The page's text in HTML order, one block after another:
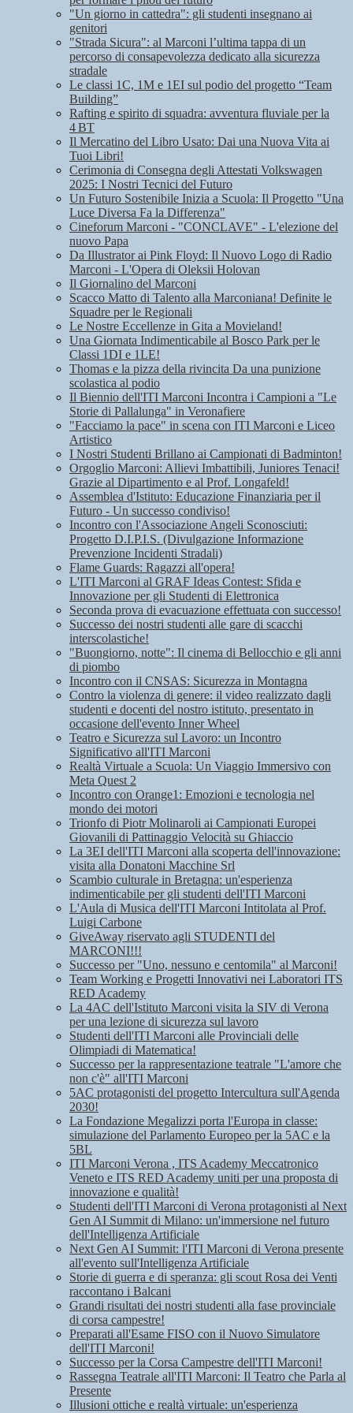
"Un giorno in cattedra": gli studenti insegnano ai
genitori
"Strada Sicura": al Marconi l’ultima tappa di un
percorso di consapevolezza dedicato alla sicurezza
stradale
Le classi 1C, 1M e 1EI sul podio del progetto “Team
Building”
Rafting e spirito di squadra: avventura fluviale per la
4 BT
Il Mercatino del Libro Usato: Dai una Nuova Vita ai
Tuoi Libri!
Cerimonia di Consegna degli Attestati Volkswagen
2025: I Nostri Tecnici del Futuro
Un Futuro Sostenibile Inizia a Scuola: Il Progetto "Una
Luce Diversa Fa la Differenza"
Cineforum Marconi - "CONCLAVE" - L'elezione del
nuovo Papa
Da Illustrator ai Pink Floyd: Il Nuovo Logo di Radio
Marconi - L'Opera di Oleksii Holovan
Il Giornalino del Marconi
Scacco Matto di Talento alla Marconiana! Definite le
Squadre per le Regionali
Le Nostre Eccellenze in Gita a Movieland!
Una Giornata Indimenticabile al Bosco Park per le
Classi 1DI e 1LE!
Thomas e la pizza della rivincita Da una punizione
scolastica al podio
Il Biennio dell'ITI Marconi Incontra i Campioni a "Le
Storie di Pallalunga" in Veronafiere
"Facciamo la pace" in scena con ITI Marconi e Liceo
Artistico
I Nostri Studenti Brillano ai Campionati di Badminton!
Orgoglio Marconi: Allievi Imbattibili, Juniores Tenaci!
Grazie al Dipartimento e al Prof. Longafeld!
Assemblea d'Istituto: Educazione Finanziaria per il
Futuro - Un successo condiviso!
Incontro con l'Associazione Angeli Sconosciuti:
Progetto D.I.P.I.S. (Divulgazione Informazione
Prevenzione Incidenti Stradali)
Flame Guards: Ragazzi all'opera!
L'ITI Marconi al GRAF Ideas Contest: Sfida e
Innovazione per gli Studenti di Elettronica
Seconda prova di evacuazione effettuata con successo!
Successo dei nostri studenti alle gare di scacchi
interscolastiche!
"Buongiorno, notte": Il cinema di Bellocchio e gli anni
di piombo
Incontro con il CNSAS: Sicurezza in Montagna
Contro la violenza di genere: il video realizzato dagli
studenti e docenti del nostro istituto, presentato in
occasione dell'evento Inner Wheel
Teatro e Sicurezza sul Lavoro: un Incontro
Significativo all'ITI Marconi
Realtà Virtuale a Scuola: Un Viaggio Immersivo con
Meta Quest 2
Incontro con Orange1: Emozioni e tecnologia nel
mondo dei motori
Trionfo di Piotr Molinaroli ai Campionati Europei
Giovanili di Pattinaggio Velocità su Ghiaccio
La 3EI dell'ITI Marconi alla scoperta dell'innovazione:
visita alla Donatoni Macchine Srl
Scambio culturale in Bretagna: un'esperienza
indimenticabile per gli studenti dell'ITI Marconi
L'Aula di Musica dell'ITI Marconi Intitolata al Prof.
Luigi Carbone
GiveAway riservato agli STUDENTI del
MARCONI!!!
Successo per "Uno, nessuno e centomila" al Marconi!
Team Working e Progetti Innovativi nei Laboratori ITS
RED Academy
La 4AC dell'Istituto Marconi visita la SIV di Verona
per una lezione di sicurezza sul lavoro
Studenti dell'ITI Marconi alle Provinciali delle
Olimpiadi di Matematica!
Successo per la rappresentazione teatrale "L'amore che
non c'è" all'ITI Marconi
5AC protagonisti del progetto Intercultura sull'Agenda
2030!
La Fondazione Megalizzi porta l'Europa in classe:
simulazione del Parlamento Europeo per la 5AC e la
5BL
ITI Marconi Verona , ITS Academy Meccatronico
Veneto e ITS RED Academy uniti per una proposta di
innovazione e qualità!
Studenti dell'ITI Marconi di Verona protagonisti al Next
Gen AI Summit di Milano: un'immersione nel futuro
dell'Intelligenza Artificiale
Next Gen AI Summit: l'ITI Marconi di Verona presente
all'evento sull'Intelligenza Artificiale
Storie di guerra e di speranza: gli scout Rosa dei Venti
raccontano i Balcani
Grandi risultati dei nostri studenti alla fase provinciale
di corsa campestre!
Preparati all'Esame FISO con il Nuovo Simulatore
dell'ITI Marconi!
Successo per la Corsa Campestre dell'ITI Marconi!
Rassegna Teatrale all'ITI Marconi: Il Teatro che Parla al
Presente
Illusioni ottiche e realtà virtuale: un'esperienza